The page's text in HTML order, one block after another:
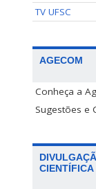
TV UFSC
AGECOM
Conheça a
Sugestões e
CIENTÍFICA